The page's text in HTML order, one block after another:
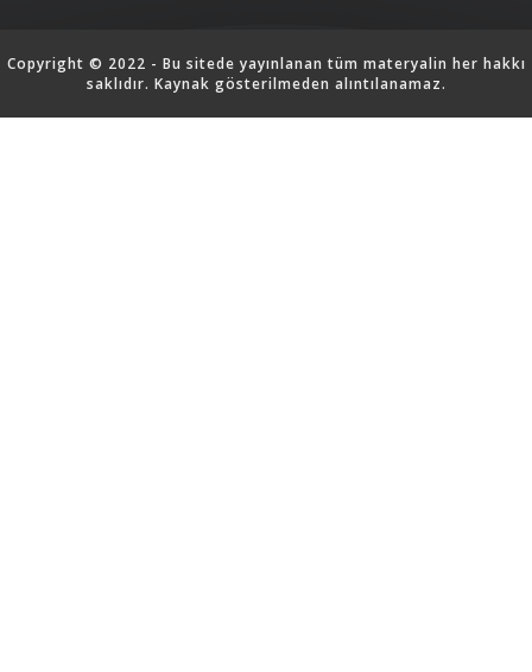
Copyright © 2022 - Bu sitede yayınlanan tüm materyalin her hakkı
saklıdır. Kaynak gösterilmeden alıntılanamaz.